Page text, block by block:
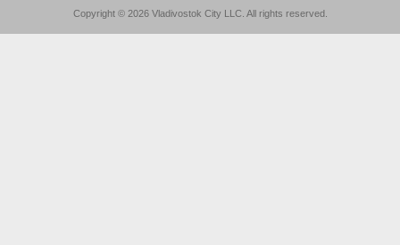
Copyright © 2026 Vladivostok City LLC. All rights reserved.